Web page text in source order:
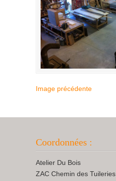
Image précédente
Coordonnées :
Atelier Du Bois
ZAC Chemin des Tuileries